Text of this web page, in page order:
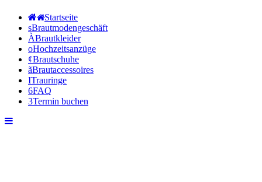
Start­sei­te
sBraut­mo­den­ge­schäft
ÀBraut­klei­der
oHoch­zeits­an­zü­ge
¢Braut­schu­he
ãBraut­ac­ces­soires
ITrau­rin­ge
6FAQ
3Ter­min buchen